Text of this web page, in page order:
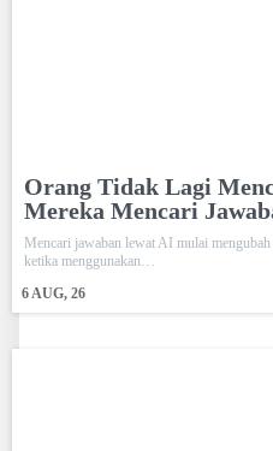
Orang Tidak Lagi
Mereka Mencari
6 AUG, 26
Mencari jawaban lewat AI mulai mengubah
ketika menggunakan…